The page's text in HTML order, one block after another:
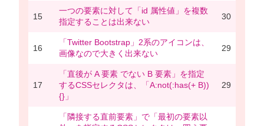
15
一つの要素に対して「id 属性値」を複数
指定することは出来ない
30
16
「Twitter Bootstrap」2系のアイコンは、
画像なので大きく出来ない
29
17
「直後が A 要素 でない B 要素」を指定
するCSSセレクタは、「A:not(:has(+ B))
{}」
29
「隣接する直前要素」で「最初の要素以